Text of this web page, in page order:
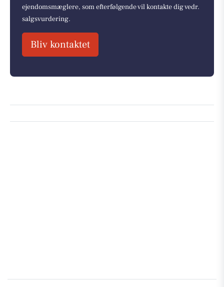
ejendomsmæglere, som efterfølgende vil kontakte dig vedr.
salgsvurdering.
Bliv kontaktet